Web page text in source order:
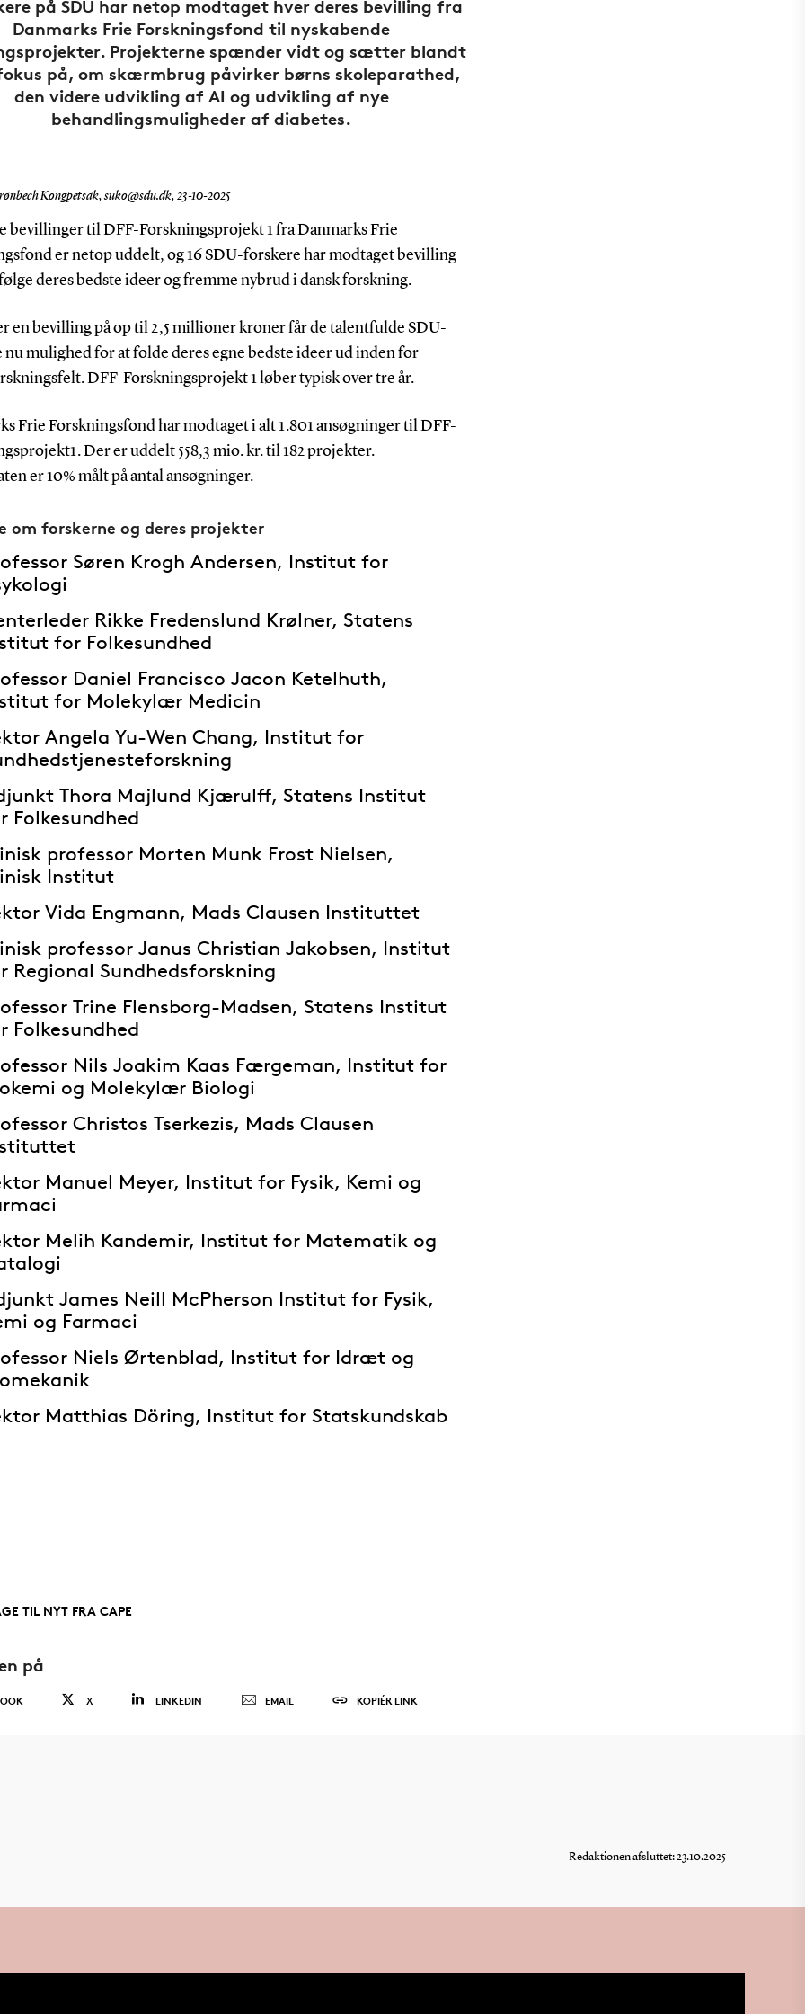
på SDU har netop modtaget hver deres bevilling fra
Danmarks Frie Forskningsfond til nyskabende
Projekterne spænder vidt og sætter blandt
på, om skærmbrug påvirker børns skoleparathed,
den videre udvikling af AI og udvikling af nye
behandlingsmuligheder af diabetes.
Kongpetsak, suko@sdu.dk, 23-10-2025
bevillinger til DFF-Forskningsprojekt 1 fra Danmarks Frie
er netop uddelt, og 16 SDU-forskere har modtaget bevilling
deres bedste ideer og fremme nybrud i dansk forskning.
en bevilling på op til 2,5 millioner kroner får de talentfulde SDU-
nu mulighed for at folde deres egne bedste ideer ud inden for
DFF-Forskningsprojekt 1 løber typisk over tre år.
Frie Forskningsfond har modtaget i alt 1.801 ansøgninger til DFF-
Der er uddelt 558,3 mio. kr. til 182 projekter.
er 10% målt på antal ansøgninger.
om forskerne og deres projekter
Søren Krogh Andersen, Institut for
Rikke Fredenslund Krølner, Statens
for Folkesundhed
Daniel Francisco Jacon Ketelhuth,
for Molekylær Medicin
Angela Yu-Wen Chang, Institut for
Thora Majlund Kjærulff, Statens Institut
Folkesundhed
professor Morten Munk Frost Nielsen,
Institut
Vida Engmann, Mads Clausen Instituttet
professor Janus Christian Jakobsen, Institut
Regional Sundhedsforskning
Trine Flensborg-Madsen, Statens Institut
Folkesundhed
Nils Joakim Kaas Færgeman, Institut for
og Molekylær Biologi
Christos Tserkezis, Mads Clausen
Manuel Meyer, Institut for Fysik, Kemi og
Melih Kandemir, Institut for Matematik og
James Neill McPherson Institut for Fysik,
og Farmaci
Niels Ørtenblad, Institut for Idræt og
Matthias Döring, Institut for Statskundskab
TIL NYT FRA CAPE
på
X LINKEDIN EMAIL KOPIÉR LINK
Redaktionen afsluttet: 23.10.2025